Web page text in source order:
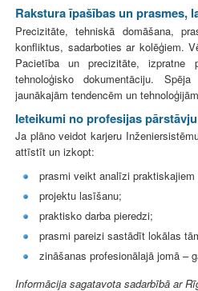
Rakstura īpašības un prasmes,
Precizitāte, tehniskā domāšana,
konfliktus, sadarboties ar kolēģiem.
Pacietība un precizitāte,izpratne
tehnoloģisko dokumentāciju.
jaunākajām tendencēm un
Ieteikumi no profesijas
Ja plāno veidot karjeru
attīstīt un izkopt:
prasmi veikt analīzi
projektu lasīšanu;
praktisko darba pieredzi;
prasmi pareizi sastādīt lokālas
zināšanas profesionālajā jomā –
Informācija sagatavota sadarbībā ar